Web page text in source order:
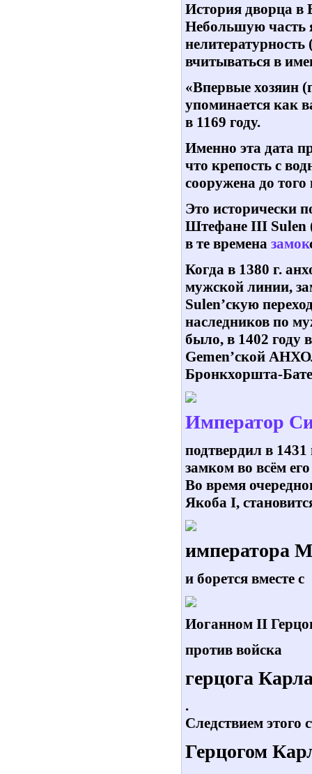
История дворца в
Небольшую часть
вчитываться в
«Впервые хозяин
упоминается как
в 1169 году.
Именно эта дата
что крепость с
сооружена до
Это исторически
Штефане III Sulen
в те времена замок
Когда в 1380 г.
мужской линии,
Sulen’скую
наследников по
было, в 1402 году
Gemen’ской
Бронкхоршта-
Император
подтвердил в
замком во всём
Во время
Якоба I,
императора
и борется вместе с
Иоганном II
против войска
герцога
.
Следствием этого
Герцогом